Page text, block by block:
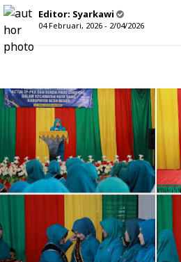
Editor: Syarkawi
04 Februari, 2026 - 2/04/2026